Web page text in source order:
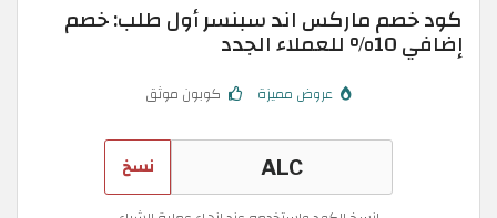
كود خصم ماركس اند سبنسر أول طلب: خصم
إضافي 10% للعملاء الجدد
عروض مميزة كوبون موثق
نسخ